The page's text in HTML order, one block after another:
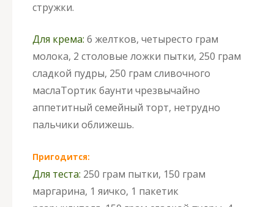
стружки.
Для крема: 6 желтков, четыресто грам
молока, 2 столовые ложки пытки, 250 грам
сладкой пудры, 250 грам сливочного
маслаТортик баунти чрезвычайно
аппетитный семейный торт, нетрудно
пальчики оближешь.
Пригодится:
Для теста: 250 грам пытки, 150 грам
маргарина, 1 яичко, 1 пакетик